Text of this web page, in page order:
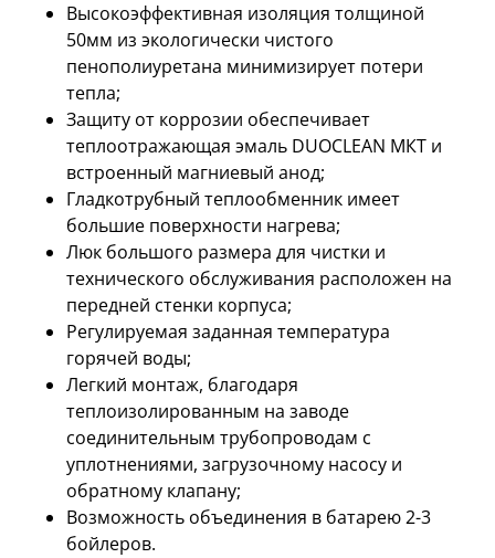
Высокоэффективная изоляция толщиной
50мм из экологически чистого
пенополиуретана минимизирует потери
тепла;
Защиту от коррозии обеспечивает
теплоотражающая эмаль DUOCLEAN МКТ и
встроенный магниевый анод;
Гладкотрубный теплообменник имеет
большие поверхности нагрева;
Люк большого размера для чистки и
технического обслуживания расположен на
передней стенки корпуса;
Регулируемая заданная температура
горячей воды;
Легкий монтаж, благодаря
теплоизолированным на заводе
соединительным трубопроводам с
уплотнениями, загрузочному насосу и
обратному клапану;
Возможность объединения в батарею 2-3
бойлеров.